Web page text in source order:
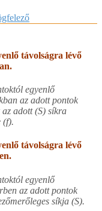
távolságra lévő
egyenlő
az adott pontok
adott (S) síkra
(f).
távolságra lévő
egyenlő
az adott pontok
síkja (S).